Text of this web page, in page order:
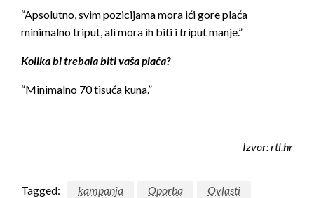
“Apsolutno, svim pozicijama mora ići gore plaća
minimalno triput, ali mora ih biti i triput manje.”
Kolika bi trebala biti vaša plaća?
“Minimalno 70 tisuća kuna.”
Izvor: rtl.hr
Tagged: kampanja Oporba
Ovlasti